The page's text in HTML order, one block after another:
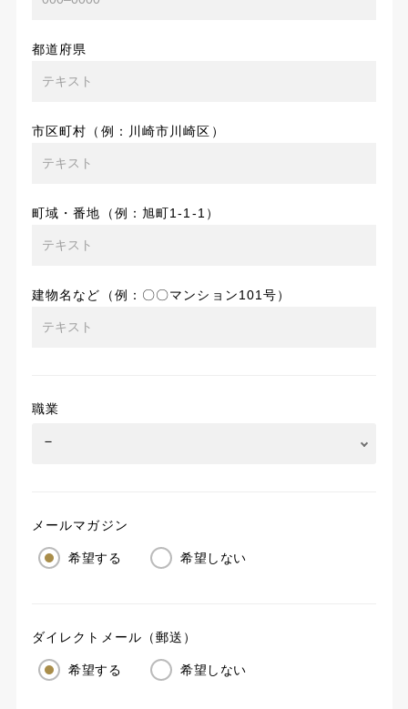
都道府県
市区町村（例：川崎市川崎区）
町域・番地（例：旭町1-1-1）
建物名など（例：〇〇マンション101号）
職業
メールマガジン
希望する 希望しない
ダイレクトメール（郵送）
希望する 希望しない